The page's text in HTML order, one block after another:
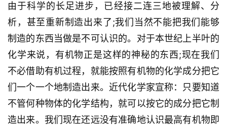
由于科学的长足进步，已经接二连三地被理解、分
析，甚至重新制造出来了;我们当然不能把我们能够
制造的东西当做是不可认识的。对于本世纪上半叶的
化学来说，有机物正是这样的神秘的东西;现在我们
不必借助有机过程，就能按照有机物的化学成分把它
们一个一个地制造出来。近代化学家宣称：只要知道
不管何种物体的化学结构，就可以按它的成分把它制
造出来。我们现在还远没有准确地认识最高有机物即